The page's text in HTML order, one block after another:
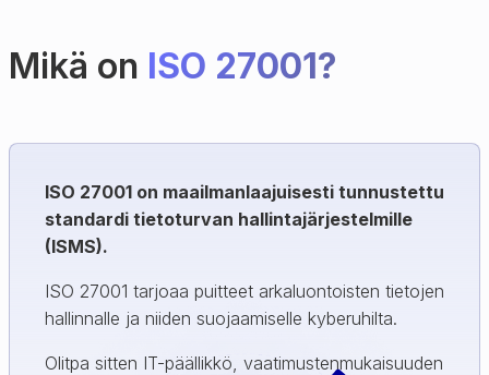
Mikä on ISO 27001?
ISO 27001 on maailmanlaajuisesti tunnustettu
standardi tietoturvan hallintajärjestelmille
(ISMS).
ISO 27001 tarjoaa puitteet arkaluontoisten tietojen
hallinnalle ja niiden suojaamiselle kyberuhilta.
Olitpa sitten IT-päällikkö, vaatimustenmukaisuuden